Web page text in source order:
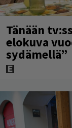
Tänään
elokuva
sydämellä”